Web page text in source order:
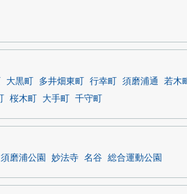
大黒町 多井畑東町 行幸町 須磨浦通 若木町
桜木町 大手町 千守町
須磨浦公園 妙法寺 名谷 総合運動公園